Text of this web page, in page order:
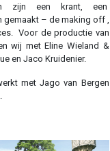
zijn een krant, een
gemaakt – de making off ,
Voor de productie van
wij met Eline Wieland &
en Jaco Kruidenier.
met Jago van Bergen